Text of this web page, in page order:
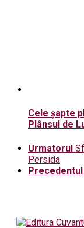
Cele șapte
Plânsul de
Urmatorul
Persida
Precedentul